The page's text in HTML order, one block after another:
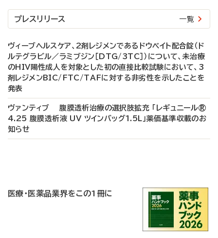
プレスリリース 一覧
ヴィーブヘルスケア、2剤レジメンであるドウベイト配合錠（ド
ルテグラビル／ラミブジン［DTG/3TC］）について、未治療
のHIV陽性成人を対象とした初の直接比較試験において、3
剤レジメンBIC/FTC/TAFに対する非劣性を示したことを
発表
ヴァンティブ 腹膜透析治療の選択肢拡充 「レギュニール®
4.25 腹膜透析液 UV ツインバッグ1.5L」薬価基準収載のお
知らせ
医療・医薬品業界をこの1冊に